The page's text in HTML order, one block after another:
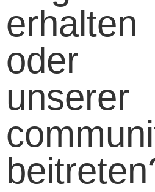
erhalten
oder
unserer